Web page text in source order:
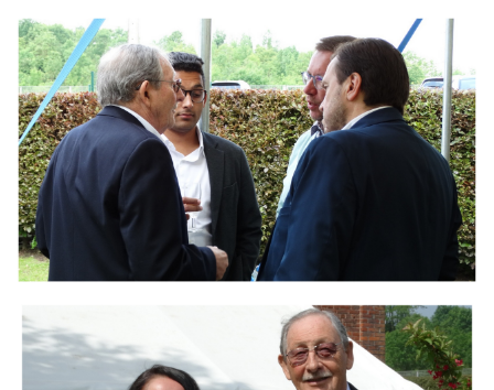
Branding
ARMCHAIR
ARMCHAIR